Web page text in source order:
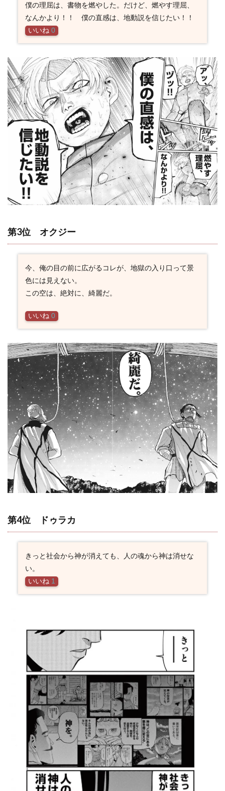
ァク
の名
言・
リフ
3.4
オク
ジー
の名
言・
名セ
リフ
3.5
バデ
ーニ
の名
言・
名セ
リフ
ヨレ
ンタ
の名
言・
リフ
ピャ
伯の
名
名セ
リフ
3.8
ドゥ
ラカ
の名
言・
名セ
リフ
3.9
シュ
ミッ
トの
名
言・
名セ
3.10
言・名
セリフ
つい
て-の
人物
一覧
僕の理屈は、書物を燃やした。だけど、燃やす理屈、
なんかより！！ 僕の直感は、地動説を信じたい！！
いいね 0
第3位 オクジー
今、俺の目の前に広がるコレが、地獄の入り口って景
色には見えない。
この空は、絶対に、綺麗だ。
いいね 0
第4位 ドゥラカ
きっと社会から神が消えても、人の魂から神は消せな
い。
いいね 1